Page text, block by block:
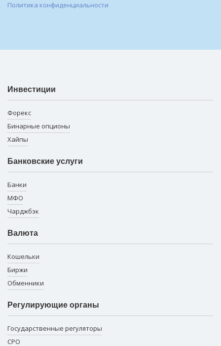
Политика конфиденциальности
Инвестиции
Форекс
Бинарные опционы
Хайпы
Банковские услуги
Банки
МФО
Чарджбэк
Валюта
Кошельки
Биржи
Обменники
Регулирующие органы
Государственные регуляторы
СРО